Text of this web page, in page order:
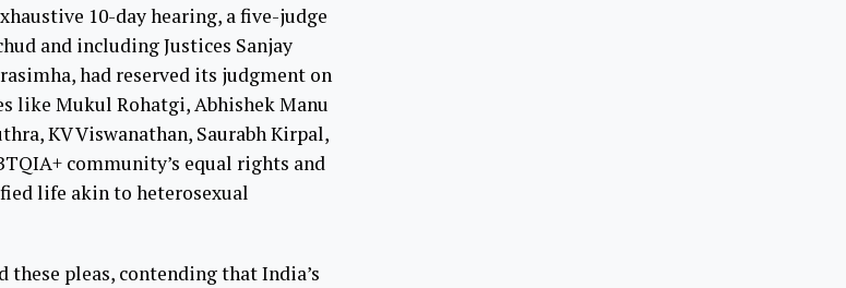
10-day hearing, a five-judge
and including Justices Sanjay
had reserved its judgment on
like Mukul Rohatgi, Abhishek Manu
KV Viswanathan, Saurabh Kirpal,
community’s equal rights and
life akin to heterosexual
pleas, contending that India’s